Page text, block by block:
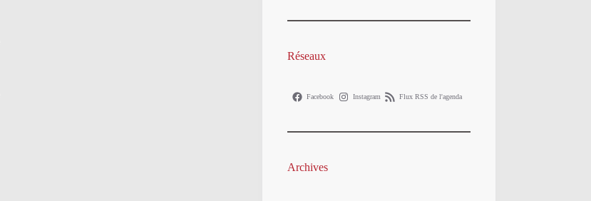
Réseaux
Facebook Instagram Flux RSS de l'agenda
Archives